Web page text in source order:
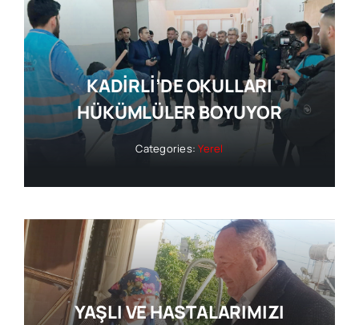
KADİRLİ’DE OKULLARI
HÜKÜMLÜLER BOYUYOR
Categories:Yerel
YAŞLI VE HASTALARIMIZI